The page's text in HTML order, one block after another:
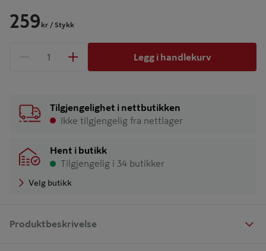
259 kr / Stykk
1 produkter
Legg i handlekurv
Tilgjengelighet i nettbutikken
Ikke tilgjengelig fra nettlager
Hent i butikk
Tilgjengelig i 34 butikker
Velg butikk
Produktbeskrivelse